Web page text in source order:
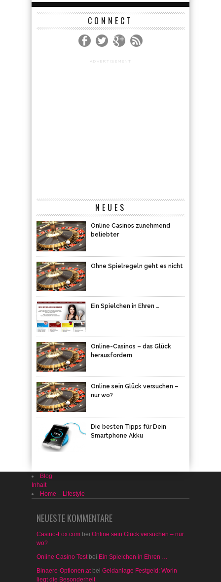
CONNECT
ADVERTISEMENT
NEUES
Online Casinos zunehmend
beliebter
Ohne Spielregeln geht es nicht
Ein Spielchen in Ehren …
Online-Casinos – das Glück
herausfordern
Online sein Glück versuchen –
nur wo?
Die besten Tipps für Dein
Smartphone Akku
Blog
Inhalt
Home – Lifestyle
NEUESTE KOMMENTARE
Casino-Fox.com bei Online sein Glück versuchen – nur
wo?
Online Casino Testbei Ein Spielchen in Ehren …
Binaere-Optionen.atbei Geldanlage Festgeld: Worin
liegt die Besonderheit